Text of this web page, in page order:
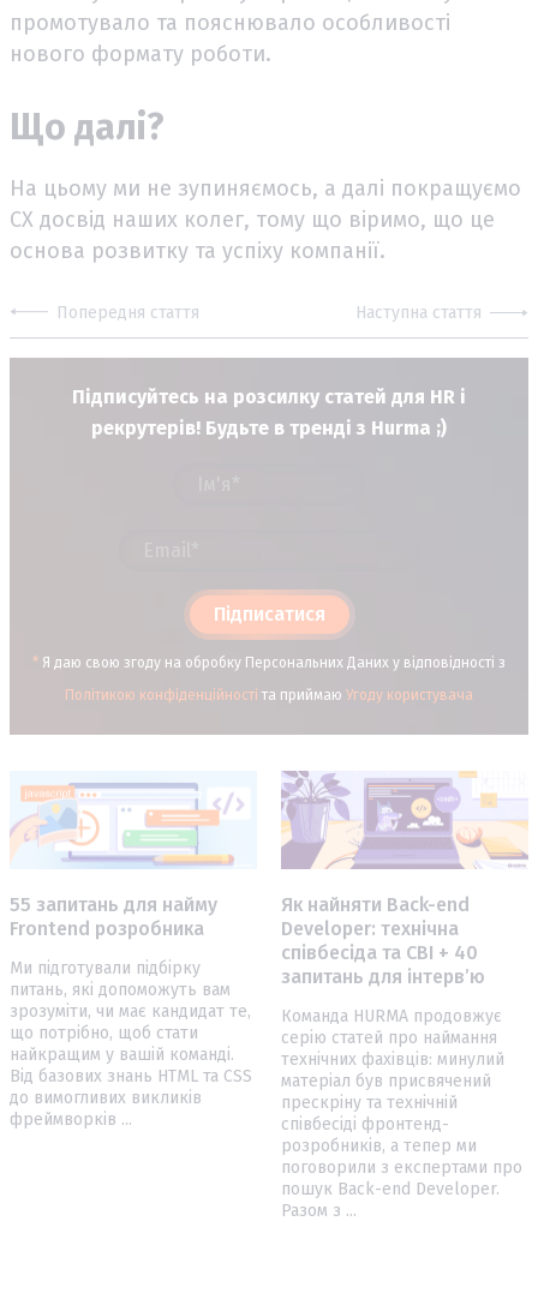
промотувало та пояснювало особливості
нового формату роботи.
Що далі?
На цьому ми не зупиняємось, а далі покращуємо
СХ досвід наших колег, тому що віримо, що це
основа розвитку та успіху компанії.
Попередня стаття Наступна стаття
Підписуйтесь на розсилку статей для HR і
рекрутерів! Будьте в тренді з Hurma ;)
Підписатися
* Я даю свою згоду на обробку Персональних Даних у відповідності з
Політикою конфіденційності та приймаю Угоду користувача
55 запитань для найму
Frontend розробника
Ми підготували підбірку
питань, які допоможуть вам
зрозуміти, чи має кандидат те,
що потрібно, щоб стати
найкращим у вашій команді.
Від базових знань HTML та CSS
до вимогливих викликів
фреймворків ...
Як найняти Back-end
Developer: технічна
співбесіда та CBI + 40
запитань для інтерв’ю
Команда HURMA продовжує
серію статей про наймання
технічних фахівців: минулий
матеріал був присвячений
прескріну та технічній
співбесіді фронтенд-
розробників, а тепер ми
поговорили з експертами про
пошук Back-end Developer.
Разом з ...